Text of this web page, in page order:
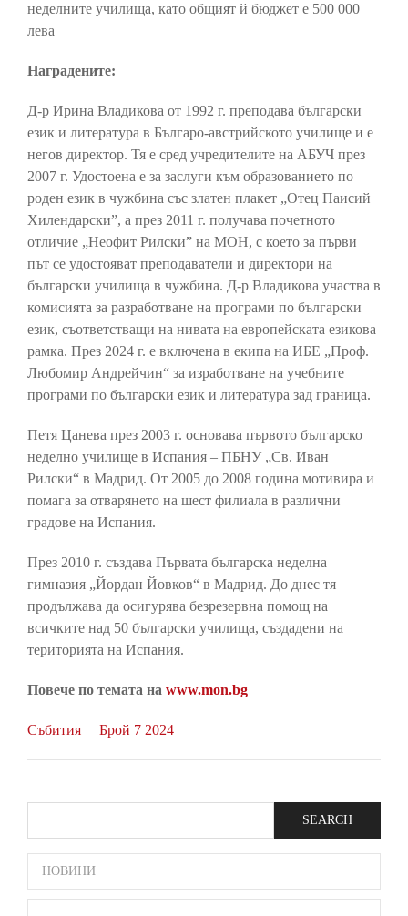
неделните училища, като общият й бюджет е 500 000
лева
Наградените:
Д-р Ирина Владикова от 1992 г. преподава български
език и литература в Българо-австрийското училище и е
негов директор. Тя е сред учредителите на АБУЧ през
2007 г. Удостоена е за заслуги към образованието по
роден език в чужбина със златен плакет „Отец Паисий
Хилендарски”, а през 2011 г. получава почетното
отличие „Неофит Рилски” на МОН, с което за първи
път се удостояват преподаватели и директори на
български училища в чужбина. Д-р Владикова участва в
комисията за разработване на програми по български
език, съответстващи на нивата на европейската езикова
рамка. През 2024 г. е включена в екипа на ИБЕ „Проф.
Любомир Андрейчин“ за изработване на учебните
програми по български език и литература зад граница.
Петя Цанева през 2003 г. основава първото българско
неделно училище в Испания – ПБНУ „Св. Иван
Рилски“ в Мадрид. От 2005 до 2008 година мотивира и
помага за отварянето на шест филиала в различни
градове на Испания.
През 2010 г. създава Първата българска неделна
гимназия „Йордан Йовков“ в Мадрид. До днес тя
продължава да осигурява безрезервна помощ на
всичките над 50 български училища, създадени на
територията на Испания.
Повече по темата на www.mon.bg
Събития Брой 7 2024
SIDE
BAR
НОВИНИ